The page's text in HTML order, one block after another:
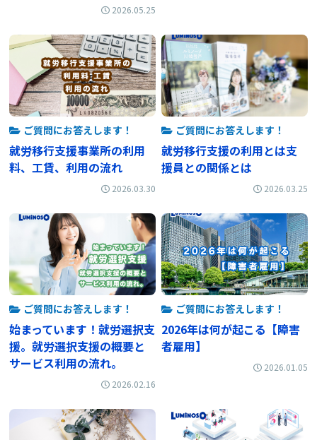
2026.05.25
ご質問にお答えします！
就労移行支援事業所の利用
料、工賃、利用の流れ
2026.03.30
ご質問にお答えします！
就労移行支援の利用とは支
援員との関係とは
2026.03.25
ご質問にお答えします！
始まっています！就労選択支
援。就労選択支援の概要と
サービス利用の流れ。
2026.02.16
ご質問にお答えします！
2026年は何が起こる【障害
者雇用】
2026.01.05